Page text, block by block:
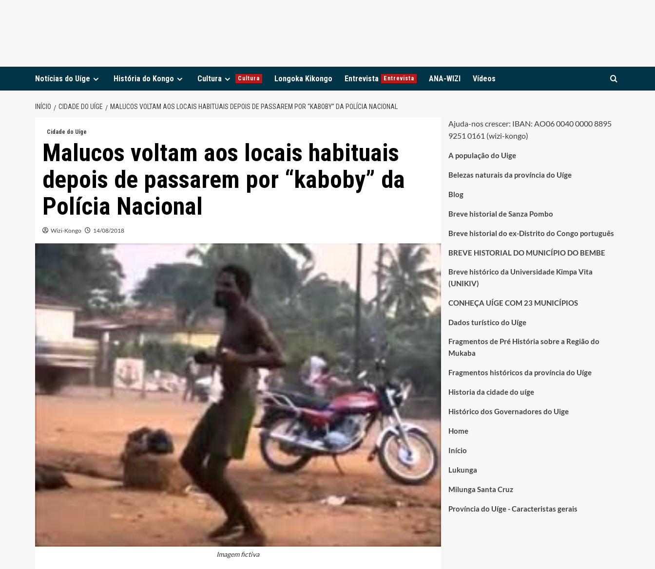
Notícias do Uíge História do Kongo Cultura Cultura Longoka Kikongo Entrevista Entrevista ANA-WIZI Vídeos
INÍCIO CIDADE DO UÍGE MALUCOS VOLTAM AOS LOCAIS HABITUAIS DEPOIS DE PASSAREM POR “KABOBY” DA POLÍCIA NACIONAL
Cidade do Uíge
Malucos voltam aos locais habituais
depois de passarem por “kaboby” da
Polícia Nacional
Wizi-Kongo 14/08/2018
Imagem fictiva
Ajuda-nos crescer: IBAN: AO06 0040 0000 8895
9251 0161 (wizi-kongo)
A população do Uige
Belezas naturais da província do Uíge
Blog
Breve historial de Sanza Pombo
Breve historial do ex-Distrito do Congo português
BREVE HISTORIAL DO MUNICÍPIO DO BEMBE
Breve histórico da Universidade Kimpa Vita
(UNIKIV)
CONHEÇA UÍGE COM 23 MUNICÍPIOS
Dados turístico do Uíge
Fragmentos de Pré História sobre a Região do
Mukaba
Fragmentos históricos da província do Uíge
Historia da cidade do uíge
Histórico dos Governadores do Uige
Home
Início
Lukunga
Milunga Santa Cruz
Província do Uíge - Caracteristas gerais